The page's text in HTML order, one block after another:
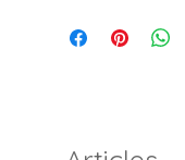
900399
Genre :
Garçon